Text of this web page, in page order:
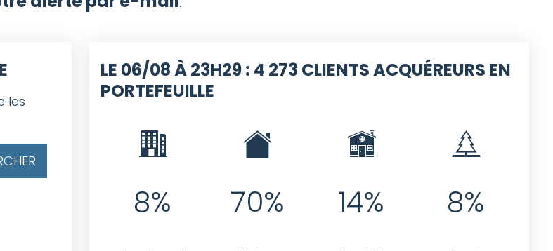
les
LE 06/08 À 23H29 : 4 273 CLIENTS ACQUÉREURS EN
PORTEFEUILLE
8% 70% 14% 8%